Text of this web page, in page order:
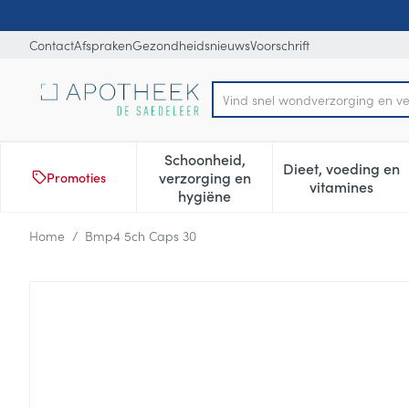
ContactAfsprakenGezondheidsnieuwsVoorschrift
Product, merk, categorie...
Vind snel wondverzorging en
Promoties
Schoonheid,
verzorging en
hygiëne
Toon submenu voor
Dieet, voeding en
vitamines
Toon
Home / Bmp4 5ch Caps 30